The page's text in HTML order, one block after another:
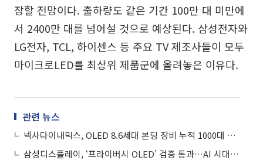
장할 전망이다. 출하량도 같은 기간 100만 대 미만에
서 2400만 대를 넘어설 것으로 예상된다. 삼성전자와
LG전자, TCL, 하이센스 등 주요 TV 제조사들이 모두
마이크로LED를 최상위 제품군에 올려놓은 이유다.
관련 뉴스
넥사다이내믹스, OLED 8.6세대 본딩 장비 누적 1000대 납품 돌파
삼성디스플레이, ‘프라이버시 OLED’ 검증 통과…AI 시대 개인정보 보호 기술 부각